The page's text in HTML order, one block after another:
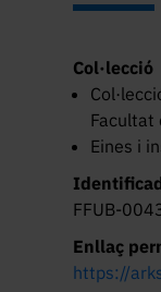
Col·lecció
Facultat
Eines i
FFUB-
Enllaç
https://